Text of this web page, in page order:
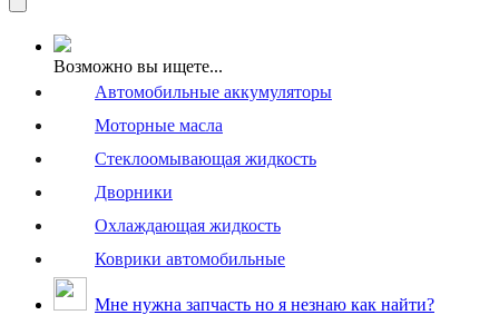
Возможно вы ищете...
Автомобильные аккумуляторы
Моторные масла
Стеклоомывающая жидкость
Дворники
Охлаждающая жидкость
Коврики автомобильные
Мне нужна запчасть но я незнаю как найти?